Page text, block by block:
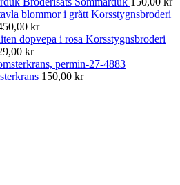
Korsstygnsbroderi
kr
Korsstygnsbroderi
kr
150,00 kr